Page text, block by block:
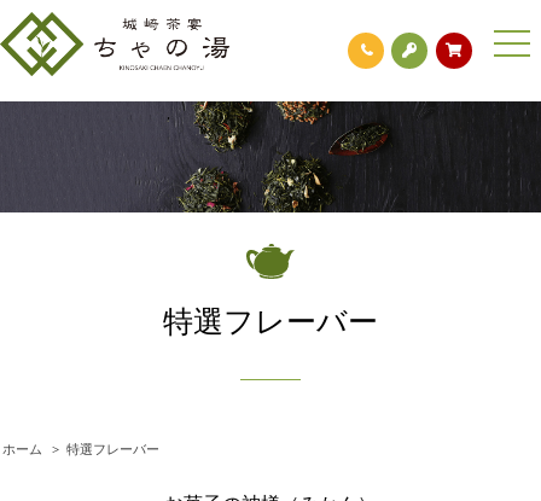
特選フレーバー
ホーム > 特選フレーバー